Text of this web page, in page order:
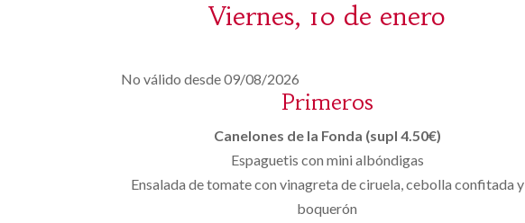
Viernes, 10 de enero
No válido desde 09/08/2026
Primeros
Canelones de la Fonda (supl 4.50€)
Espaguetis con mini albóndigas
Ensalada de tomate con vinagreta de ciruela, cebolla confitada y
boquerón